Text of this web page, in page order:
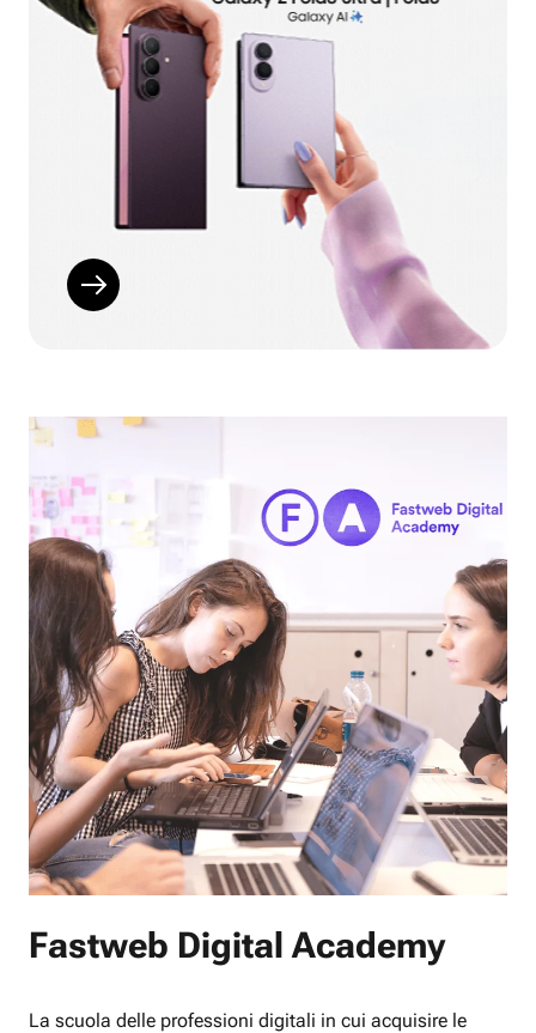
Fastweb Digital Academy
La scuola delle professioni digitali in cui acquisire le